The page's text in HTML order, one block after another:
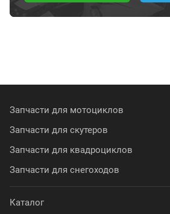
Запчасти для мотоциклов
Запчасти для скутеров
Запчасти для квадроциклов
Запчасти для снегоходов
Каталог